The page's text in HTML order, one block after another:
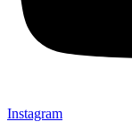
Instagram